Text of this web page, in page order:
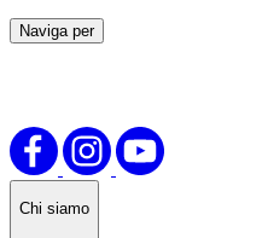
Naviga per
Chi siamo